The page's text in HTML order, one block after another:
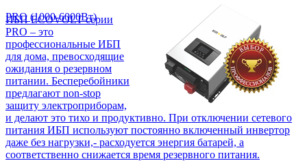
PRO (1000-6000Вт)
ИБП ECOVOLT серии
PRO – это
профессиональные ИБП
для дома, превосходящие
ожидания о резервном
питании. Бесперебойники
предлагают non-stop
защиту электроприборам,
и делают это тихо и продуктивно. При отключении сетевого
питания ИБП используют постоянно включенный инвертор
даже без нагрузки,- расходуется энергия батарей, а
соответственно снижается время резервного питания.